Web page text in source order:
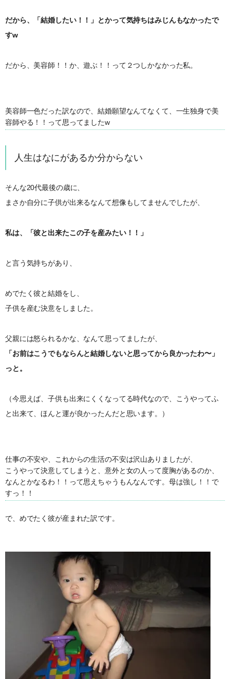
だから、「結婚したい！！」とかって気持ちはみじんもなかったで
すw
だから、美容師！！か、遊ぶ！！って２つしかなかった私。
美容師一色だった訳なので、結婚願望なんてなくて、一生独身で美
容師やる！！って思ってましたw
人生はなにがあるか分からない
そんな20代最後の歳に、
まさか自分に子供が出来るなんて想像もしてませんでしたが、
私は、「彼と出来たこの子を産みたい！！」
と言う気持ちがあり、
めでたく彼と結婚をし、
子供を産む決意をしました。
父親には怒られるかな、なんて思ってましたが、
「お前はこうでもならんと結婚しないと思ってから良かったわ〜」
っと。
（今思えば、子供も出来にくくなってる時代なので、こうやってふ
と出来て、ほんと運が良かったんだと思います。）
仕事の不安や、これからの生活の不安は沢山ありましたが、
こうやって決意してしまうと、意外と女の人って度胸があるのか、
なんとかなるわ！！って思えちゃうもんなんです。母は強し！！で
すっ！！
で、めでたく彼が産まれた訳です。